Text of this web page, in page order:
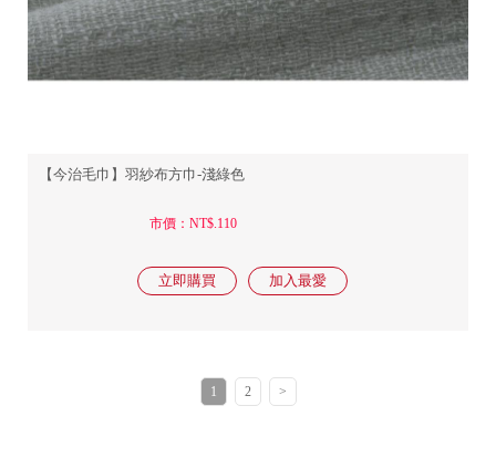
【今治毛巾】羽紗布方巾-淺綠色
市價：NT$.110
1 2 >